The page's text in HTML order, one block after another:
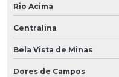
Rio Acima
Centralina
Bela Vista de Minas
Dores de Campos